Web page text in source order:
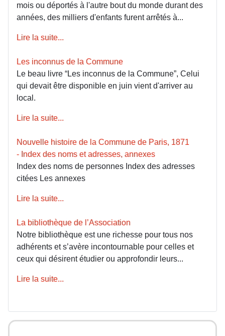
mois ou déportés à l'autre bout du monde durant des
années, des milliers d'enfants furent arrêtés à...
Lire la suite...
Les inconnus de la Commune
Le beau livre “Les inconnus de la Commune”, Celui
qui devait être disponible en juin vient d'arriver au
local.
Lire la suite...
Nouvelle histoire de la Commune de Paris, 1871
- Index des noms et adresses, annexes
Index des noms de personnes Index des adresses
citées Les annexes
Lire la suite...
La bibliothèque de l’Association
Notre bibliothèque est une richesse pour tous nos
adhérents et s’avère incontournable pour celles et
ceux qui désirent étudier ou approfondir leurs...
Lire la suite...